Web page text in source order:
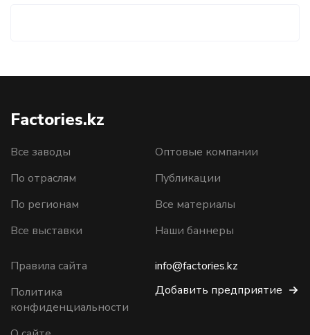
Factories.kz
Все заводы
По отраслям
По регионам
Все выставки
Оптовые компании
Публикации
Все материалы
Наши баннеры
Правила сайта
Политика
конфиденциальности
info@factories.kz
Добавить предприятие